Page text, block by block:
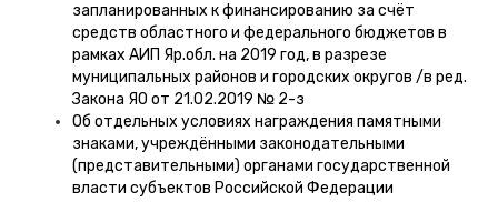
запланированных к финансированию за счёт
средств областного и федерального бюджетов в
рамках АИП Яр.обл. на 2019 год, в разрезе
муниципальных районов и городских округов /в ред.
Закона ЯО от 21.02.2019 № 2-з
Об отдельных условиях награждения памятными
знаками, учреждёнными законодательными
(представительными) органами государственной
власти субъектов Российской Федерации